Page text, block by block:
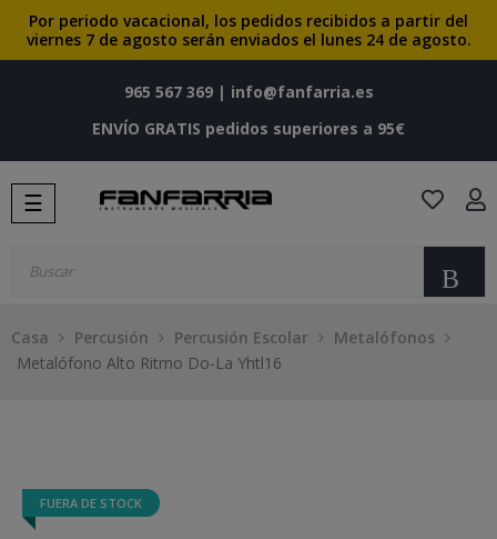
Por periodo vacacional, los pedidos recibidos a partir del
viernes 7 de agosto serán enviados el lunes 24 de agosto.
965 567 369| info@fanfarria.es
ENVÍO GRATIS pedidos superiores a 95€
Navegación
de
☰
Casa Percusión Percusión Escolar
Metalófonos
Metalófono Alto Ritmo Do-La Yhtl16
FUERA DE STOCK